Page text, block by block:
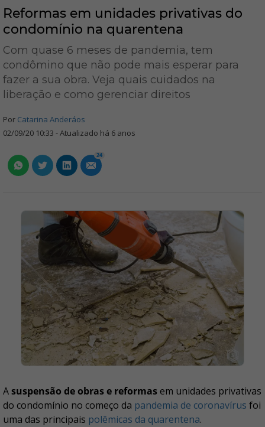
Reformas em unidades privativas do
condomínio na quarentena
Com quase 6 meses de pandemia, tem
condômino que não pode mais esperar para
fazer a sua obra. Veja quais cuidados na
liberação e como gerenciar direitos
Por Catarina Anderáos
02/09/20 10:33 - Atualizado há 6 anos
24
Asuspensão de obras e reformasem unidades privativas
do condomínio no começo da pandemia de coronavírus foi
uma das principais polêmicas da quarentena.